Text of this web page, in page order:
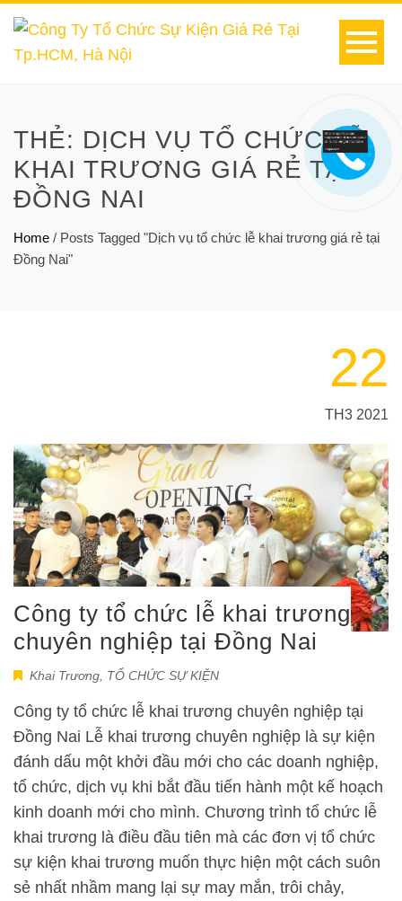
THẺ: DỊCH VỤ TỔ CHỨC LỄ
KHAI TRƯƠNG GIÁ RẺ TẠI
ĐỒNG NAI
Home / Posts Tagged "Dịch vụ tổ chức lễ khai trương giá rẻ tại
Đồng Nai"
22
TH3 2021
Công ty tổ chức lễ khai trương
chuyên nghiệp tại Đồng Nai
Khai Trương TỔ CHỨC SỰ KIỆN
Công ty tổ chức lễ khai trương chuyên nghiệp tại
Đồng Nai Lễ khai trương chuyên nghiệp là sự kiện
đánh dấu một khởi đầu mới cho các doanh nghiệp,
tổ chức, dịch vụ khi bắt đầu tiến hành một kế hoạch
kinh doanh mới cho mình. Chương trình tổ chức lễ
khai trương là điều đầu tiên mà các đơn vị tổ chức
sự kiện khai trương muốn thực hiện một cách suôn
sẻ nhất nhầm mang lại sự may mắn, trôi chảy,